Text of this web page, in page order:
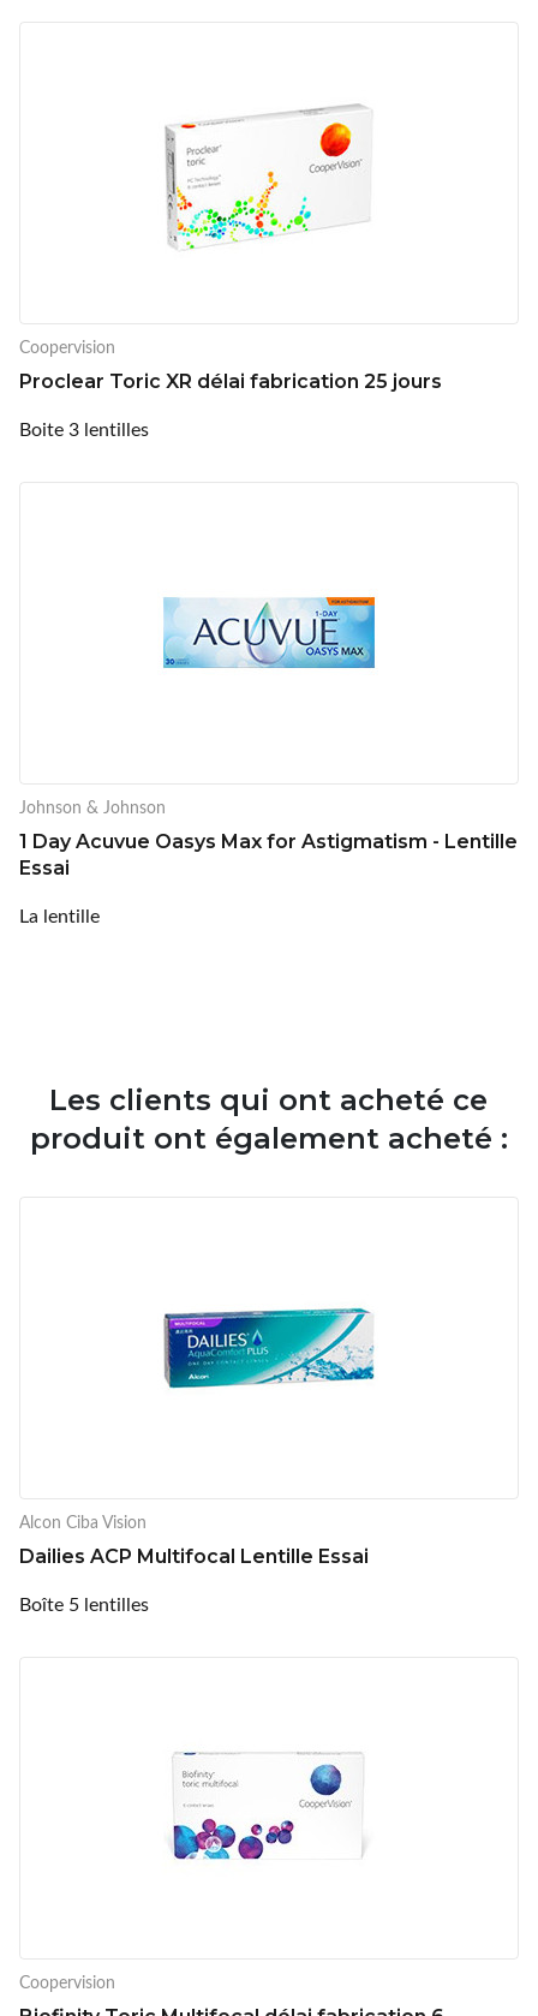
Coopervision
Proclear Toric XR délai fabrication 25 jours
Boite 3 lentilles
Johnson & Johnson
1 Day Acuvue Oasys Max for Astigmatism - Lentille
Essai
La lentille
Les clients qui ont acheté ce
produit ont également acheté :
Alcon Ciba Vision
Dailies ACP Multifocal Lentille Essai
Boîte 5 lentilles
Coopervision